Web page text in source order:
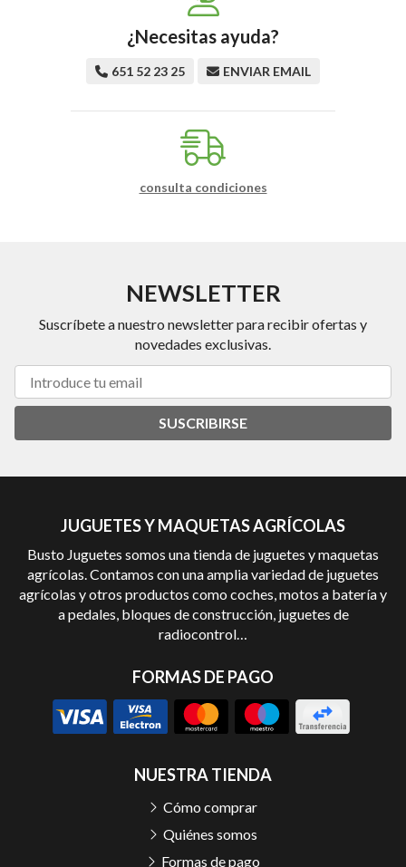
¿Necesitas ayuda?
651 52 23 25 ENVIAR EMAIL
consulta condiciones
NEWSLETTER
Suscríbete a nuestro newsletter para recibir ofertas y
novedades exclusivas.
SUSCRIBIRSE
JUGUETES Y MAQUETAS AGRÍCOLAS
Busto Juguetes somos una tienda de juguetes y maquetas
agrícolas. Contamos con una amplia variedad de juguetes
agrícolas y otros productos como coches, motos a batería y
a pedales, bloques de construcción, juguetes de
radiocontrol…
FORMAS DE PAGO
NUESTRA TIENDA
Cómo comprar
Quiénes somos
Formas de pago